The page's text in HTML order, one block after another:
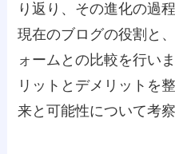
り返り、その進化の過
現在のブログの役割と
ォームとの比較を行い
リットとデメリットを
来と可能性について考察